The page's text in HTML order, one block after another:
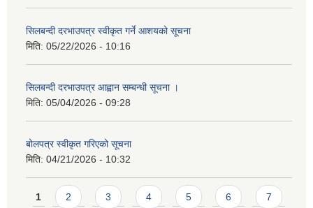
सिलबन्दी दरभाउपत्र स्वीकृत गर्ने आशयको सूचना
मिति: 05/22/2026 - 10:16
सिलबन्दी दरभाउपत्र आह्वान सम्बन्धी सूचना ।
मिति: 05/04/2026 - 09:28
बोलपत्र स्वीकृत गरिएको सूचना
मिति: 04/21/2026 - 10:32
Pages
1 2 3 4 5 6 7